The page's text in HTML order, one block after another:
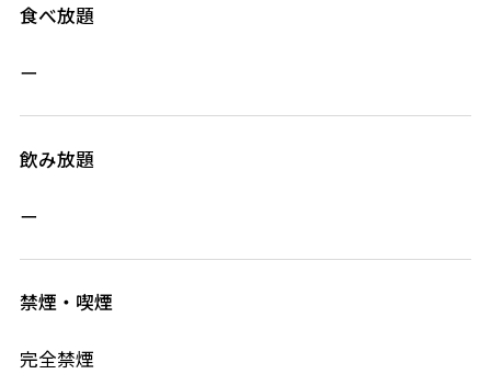
食べ放題
ー
飲み放題
ー
禁煙・喫煙
完全禁煙